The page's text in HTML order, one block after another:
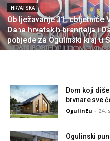
HRVATSKA
Obilježavanje 31. obljetnice
Dana hrvatskih branitelja i
pobjede za Ogulinski kraj u
Dom koji
brvnare sve
OgulinEu - 24.
Ogulinski